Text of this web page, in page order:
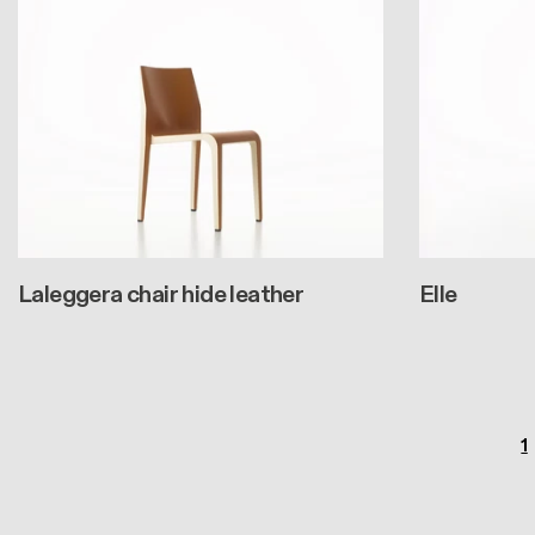
Laleggera chair hide leather Elle
1